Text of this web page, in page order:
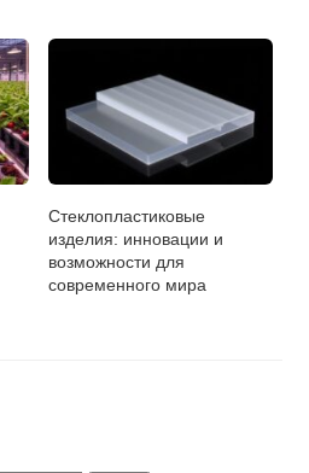
Стеклопластиковые
изделия: инновации и
возможности для
современного мира